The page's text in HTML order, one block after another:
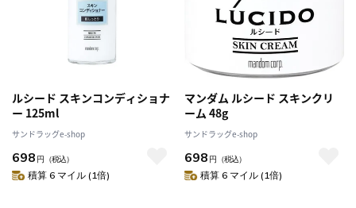
ルシード スキンコンディショナ
ー 125ml
サンドラッグe-shop
698 円 （税込）
積算 6 マイル (1倍)
マンダム ルシード スキンクリ
ーム 48g
サンドラッグe-shop
698 円 （税込）
積算 6 マイル (1倍)